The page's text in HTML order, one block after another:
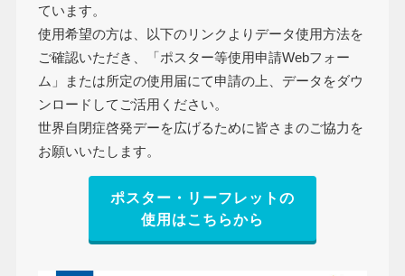
ています。
使用希望の方は、以下のリンクよりデータ使用方法を
ご確認いただき、「ポスター等使用申請Webフォー
ム」または所定の使用届にて申請の上、データをダウ
ンロードしてご活用ください。
世界自閉症啓発デーを広げるために皆さまのご協力を
お願いいたします。
ポスター・リーフレットの
使用はこちらから